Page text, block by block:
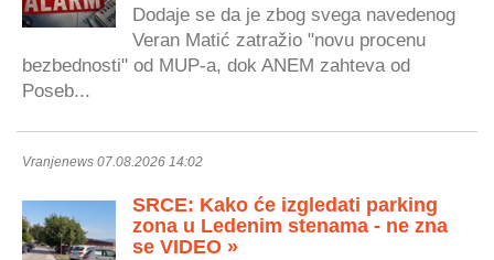
Dodaje se da je zbog svega navedenog
Veran Matić zatražio "novu procenu
bezbednosti" od MUP-a, dok ANEM zahteva od
Poseb...
Vranjenews 07.08.2026 14:02
SRCE: Kako će izgledati parking
zona u Ledenim stenama - ne zna
se VIDEO »